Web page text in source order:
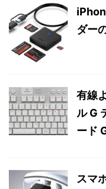
ダー
有線
ル G
ード
スマ